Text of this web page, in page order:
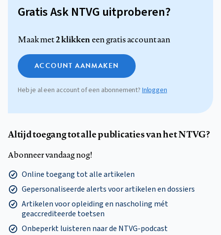
Gratis Ask NTVG uitproberen?
Maak met2 klikkeneen gratis account aan
ACCOUNT AANMAKEN
Heb je al een account of een abonnement?Inloggen
Altijd toegang tot alle publicaties van het NTVG?
Abonneer vandaag nog!
Online toegang tot alle artikelen
Gepersonaliseerde alerts voor artikelen en dossiers
Artikelen voor opleiding en nascholing mét
geaccrediteerde toetsen
Onbeperkt luisteren naar de NTVG-podcast